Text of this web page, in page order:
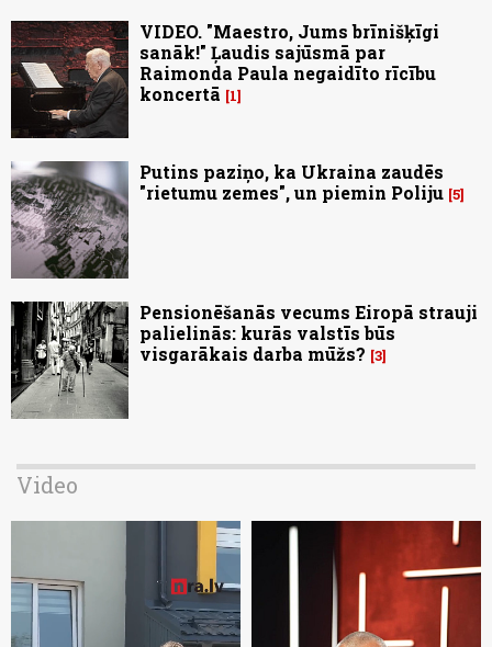
VIDEO. "Maestro, Jums brīnišķīgi
sanāk!" Ļaudis sajūsmā par
Raimonda Paula negaidīto rīcību
koncertā
1
Putins paziņo, ka Ukraina zaudēs
"rietumu zemes", un piemin Poliju 5
Pensionēšanās vecums Eiropā strauji
palielinās: kurās valstīs būs
visgarākais darba mūžs? 3
Video